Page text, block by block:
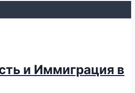
и Иммиграция в